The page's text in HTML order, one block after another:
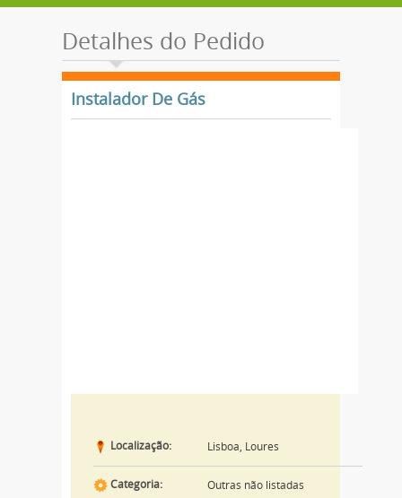
Detalhes do Pedido
Instalador De Gás
Localização: Lisboa, Loures
Categoria: Outras não listadas